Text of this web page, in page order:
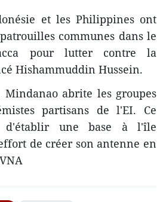
et les Philippines ont
communes dans le
pour lutter contre la
Hishammuddin Hussein.
Mindanao abrite les groupes
partisans de l'EI. Ce
d'établir une base à l'île
de créer son antenne en